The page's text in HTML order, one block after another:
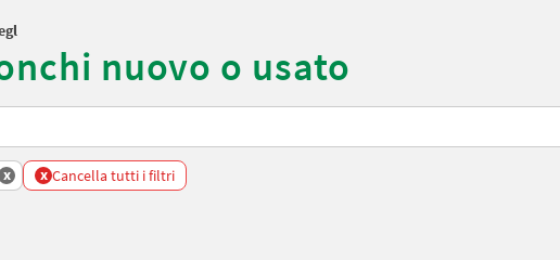
nuovo o usato
x x Cancella tutti i filtri